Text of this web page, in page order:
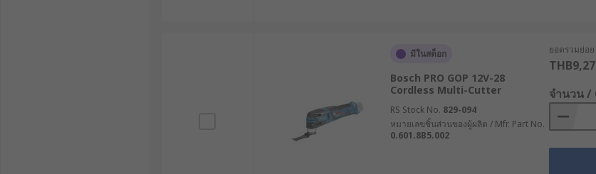
มีในสต็อก
Bosch PRO GOP 12V-28
Cordless Multi-Cutter
RS Stock No. 829-094
หมายเลขชิ้นส่วนของผู้ผลิต / Mfr. Part No.
0.601.8B5.002
ยอดรวมย่อ
จำนวน